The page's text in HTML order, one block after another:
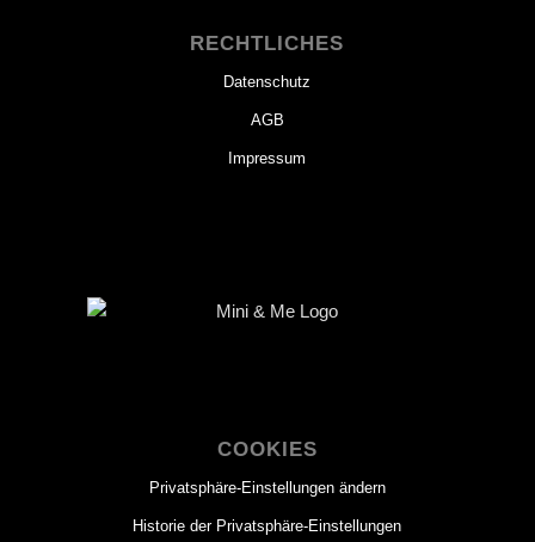
RECHTLICHES
Datenschutz
AGB
Impressum
COOKIES
Privatsphäre-Einstellungen ändern
Historie der Privatsphäre-Einstellungen